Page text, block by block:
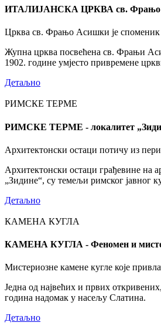
ИТАЛИЈАНСКА ЦРКВА св. Фрањо
Црква св. Фрањо Асишки је споменик
Жупна црква посвећена св. Фрањи
1902. године умјесто привремене
Детаљно
РИМСКЕ ТЕРМЕ
РИМСКЕ ТЕРМЕ - локалитет
Архитектонски остаци потичу из
Архитектонски остаци грађевине на
„Зидине“, су темељи римског јавног
Детаљно
КАМЕНА КУГЛА
КАМЕНА КУГЛА - Феномен и
Мистериозне камене кугле које
Једна од највећих и првих
година надомак у насељу Слатина.
Детаљно